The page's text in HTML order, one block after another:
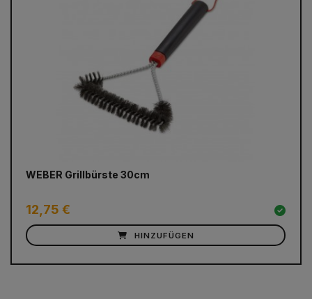
WEBER Grillbürste 30cm
12,75 €
HINZUFÜGEN